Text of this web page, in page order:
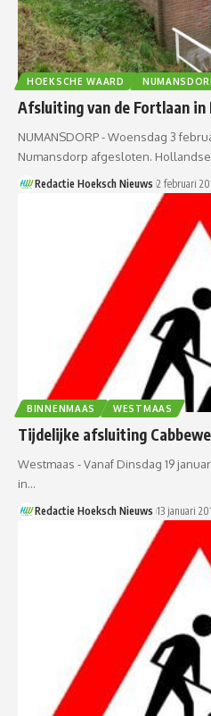
HOEKSCHE WAARD
Afsluiting van de Fortlaan in
NUMANSDORP - Woensdag 3
Numansdorp afgesloten.
Redactie Hoeksch Nieuws 2 februari
BINNENMAAS WESTMAAS
Tijdelijke afsluiting
Westmaas - Vanaf Dinsdag 19
in…
Redactie Hoeksch Nieuws 13 januari